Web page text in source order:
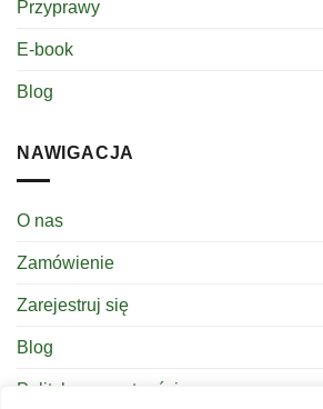
Przyprawy
E-book
Blog
NAWIGACJA
O nas
Zamówienie
Zarejestruj się
Blog
Polityka prywatności